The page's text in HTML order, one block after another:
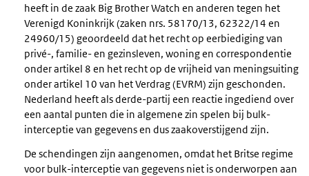
heeft in de zaak Big Brother Watch en anderen tegen het
Verenigd Koninkrijk (zaken nrs. 58170/13, 62322/14 en
24960/15) geoordeeld dat het recht op eerbiediging van
privé-, familie- en gezinsleven, woning en correspondentie
onder artikel 8 en het recht op de vrijheid van meningsuiting
onder artikel 10 van het Verdrag (EVRM) zijn geschonden.
Nederland heeft als derde-partij een reactie ingediend over
een aantal punten die in algemene zin spelen bij bulk-
interceptie van gegevens en dus zaakoverstijgend zijn.
De schendingen zijn aangenomen, omdat het Britse regime
voor bulk-interceptie van gegevens niet is onderworpen aan